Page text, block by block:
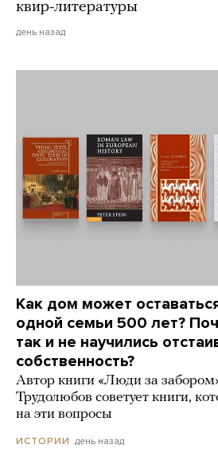
квир-литературы
день назад
Как дом может
одной семьи 500 лет?
так и не научились
собственность?
Автор книги «Люди за
Трудолюбов советует книги,
на эти вопросы
ИСТОРИИ день назад